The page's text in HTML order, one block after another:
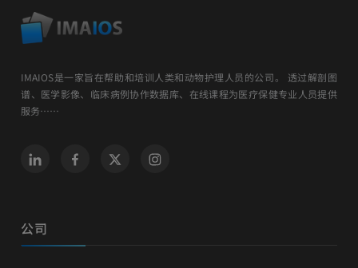
IMAIOS是一家旨在帮助和培训人类和动物护理人员的公司。 透过解剖图
谱、医学影像、临床病例协作数据库、在线课程为医疗保健专业人员提供
服务……
公司